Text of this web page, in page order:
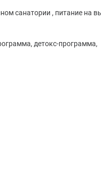
санатории , питание на
детокс-программа,